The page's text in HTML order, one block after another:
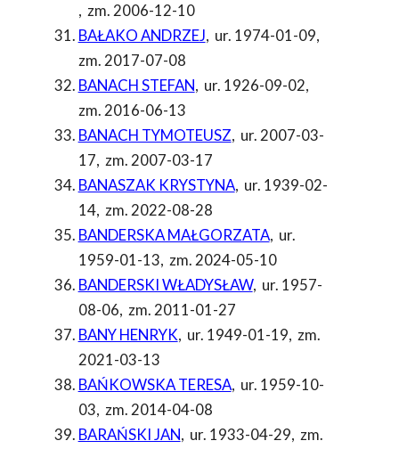
, zm. 2006-12-10
BAŁAKO ANDRZEJ, ur. 1974-01-09,
zm. 2017-07-08
BANACH STEFAN, ur. 1926-09-02,
zm. 2016-06-13
BANACH TYMOTEUSZ, ur. 2007-03-
17, zm. 2007-03-17
BANASZAK KRYSTYNA, ur. 1939-02-
14, zm. 2022-08-28
BANDERSKA MAŁGORZATA, ur.
1959-01-13, zm. 2024-05-10
BANDERSKI WŁADYSŁAW, ur. 1957-
08-06, zm. 2011-01-27
BANY HENRYK, ur. 1949-01-19, zm.
2021-03-13
BAŃKOWSKA TERESA, ur. 1959-10-
03, zm. 2014-04-08
BARAŃSKI JAN, ur. 1933-04-29, zm.